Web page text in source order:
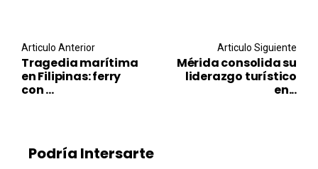
Post navigation
Articulo Anterior
Tragedia marítima
en Filipinas: ferry
con ...
Articulo Siguiente
Mérida consolida su
liderazgo turístico
en...
Podría Intersarte